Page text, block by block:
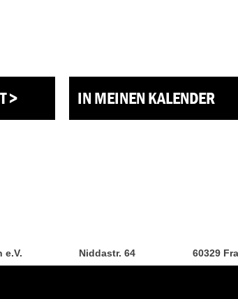
> IN MEINEN KALENDER
e.V. Niddastr. 64 60329